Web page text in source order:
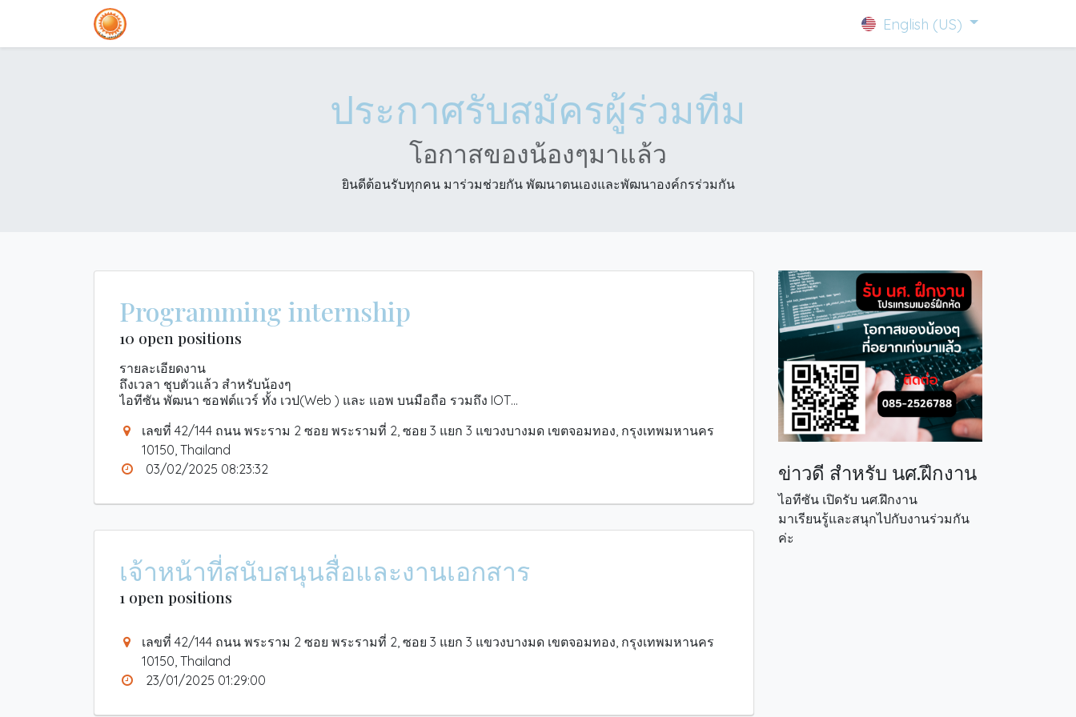
English (US)
ประกาศรับสมัครผู้ร่วมทีม
โอกาสของน้องๆมาแล้ว
ยินดีต้อนรับทุกคน มาร่วมช่วยกัน พัฒนาตนเองและพัฒนาองค์กรร่วมกัน
Programming internship
10 open positions
รายละเอียดงาน
ถึงเวลา ชุบตัวแล้ว สำหรับน้องๆ
ไอทีซัน พัฒนา ซอฟต์แวร์ ทั้ง เวป(Web ) และ แอพ บนมือถือ รวมถึง IOT
ไม่เก่ง ไม่เป็นไร ต้องการ คนที่อยากพัฒนา ตนเอง เรามีพี่ๆสอนให้ ก่อนเริ่มงาน
ไม่เกี่ยง สถาบัน ไม่เกี่ยงเรื่องเกรด ต้องการแค่ คนที่อยากสนุก และพัฒนาตนเอง
=====================
เราสอนและสนับสนุน น้องๆแบบนี้ มาเป็น สิบปี แล้วค่ะ
ประเภทธุรกิจ : ไอที - ซอฟต์แวร์ / โทรคมนาคม
รายละเอียดงาน
ต้องการนศ.ปี 4 ฝึกงานตั้งแต่ 3 เดือนขึ้นไป
เฟสบุ๊ค
รายละเอียดงาน
1. พัฒนา ซอฟต์แวร์ ทั้ง เวป(Web ) และ แอพ บนมือถือ
เลขที่ 42/144 ถนน พระราม 2 ซอย พระรามที่ 2, ซอย 3 แยก 3 แขวงบางมด เขตจอมทอง, กรุงเทพมหานคร
10150, Thailand
03/02/2025 08:23:32
เจ้าหน้าที่สนับสนุนสื่อและงานเอกสาร
1 open positions
เลขที่ 42/144 ถนน พระราม 2 ซอย พระรามที่ 2, ซอย 3 แยก 3 แขวงบางมด เขตจอมทอง, กรุงเทพมหานคร
10150, Thailand
23/01/2025 01:29:00
ข่าวดี สำหรับ นศ.ฝึกงาน
ไอทีซัน เปิดรับ นศ.ฝึกงาน
มาเรียนรู้และสนุกไปกับงานร่วมกัน
ค่ะ